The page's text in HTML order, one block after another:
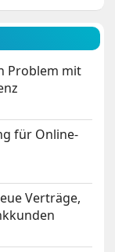
Problem mit
für Online-
Verträge,